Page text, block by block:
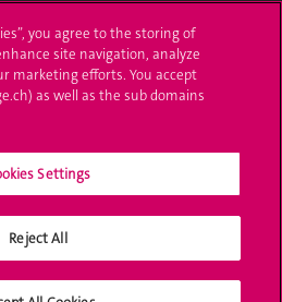
you agree to the storing of
site navigation, analyze
marketing efforts. You accept
as well as the sub domains
Settings
Reject All